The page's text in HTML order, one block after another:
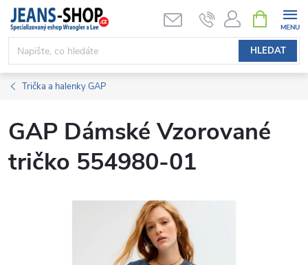
Přejít
obsah
HLEDAT
NÁKUPNÍ
KOŠÍK
Trička a halenky GAP
GAP Dámské Vzorované
tričko 554980-01